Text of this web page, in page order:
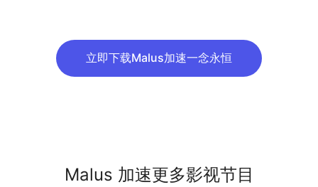
立即下载Malus加速一念永恒
Malus 加速更多影视节目